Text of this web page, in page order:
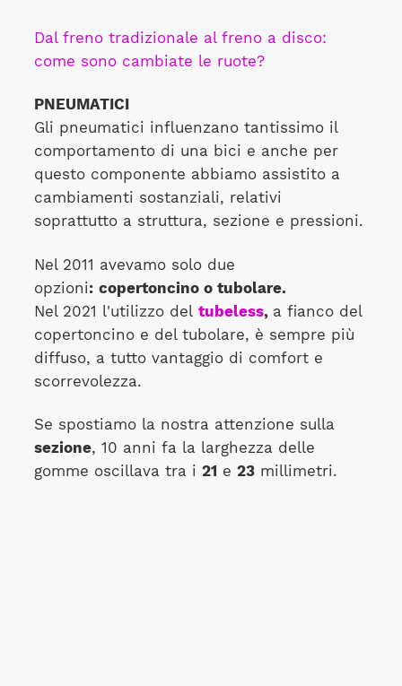
Dal freno tradizionale al freno a disco:
come sono cambiate le ruote?
PNEUMATICI
Gli pneumatici influenzano tantissimo il
comportamento di una bici e anche per
questo componente abbiamo assistito a
cambiamenti sostanziali, relativi
soprattutto a struttura, sezione e pressioni.
Nel 2011 avevamo solo due
opzioni: copertoncino o tubolare.
Nel 2021 l'utilizzo del tubeless, a fianco del
copertoncino e del tubolare, è sempre più
diffuso, a tutto vantaggio di comfort e
scorrevolezza.
Se spostiamo la nostra attenzione sulla
sezione, 10 anni fa la larghezza delle
gomme oscillava tra i 21 e 23millimetri.